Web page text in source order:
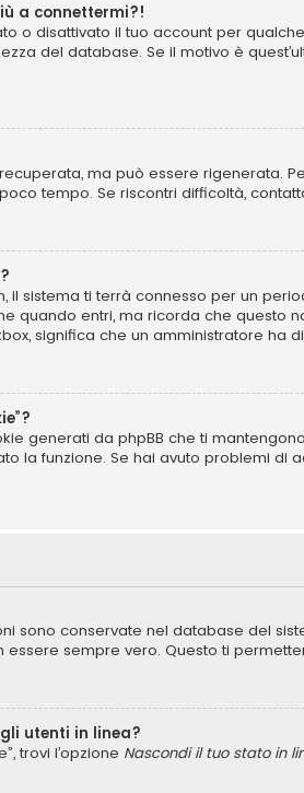
a connettermi?!
o disattivato il tuo account per
del database. Se il motivo è
ma può essere rigenerata.
tempo. Se riscontri difficoltà,
il sistema ti terrà connesso per un
quando entri, ma ricorda che
significa che un amministratore ha
generati da phpBB che ti
la funzione. Se hai avuto problemi
sono conservate nel database del
sempre vero. Questo ti
utenti in linea?
trovi l’opzione Nascondi il tuo stato in